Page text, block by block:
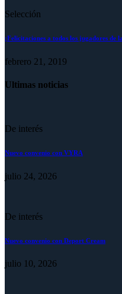
Selección
¡Felicitaciones a todos los jugadores de
febrero 21, 2019
Ultimas noticias
De interés
Nuevo convenio con VYRA
julio 24, 2026
De interés
Nuevo convenio con Deport Cream
julio 10, 2026